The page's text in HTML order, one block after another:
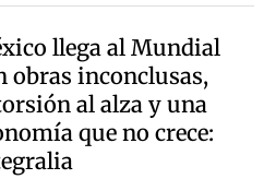
llega al Mundial
obras inconclusas,
al alza y una
que no crece: